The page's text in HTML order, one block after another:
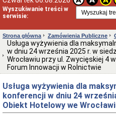
Wyszukiwanie treści w
serwisie:
Schemat
organizacyjny
Statut
Regulamin
Aktualne
oferty
pracy
Kontrole
w
Ośrodku
Strona główna Zamówienia Publiczne
Usługa wyżywienia dla
w dniu 24 września 2025 r. w
Wrocławiu przy ul. Zwycięskiej 4
Forum Innowacji w Rolnictwie
Usługa wyżywienia dla
konferencji w dniu 24
Obiekt Hotelowy we